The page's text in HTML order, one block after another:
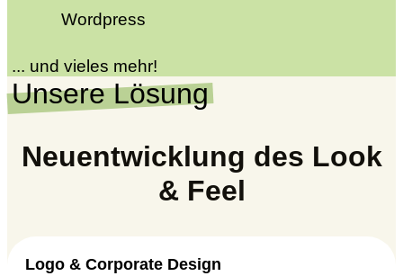
Wordpress
... und vieles mehr!
Unsere Lösung
Neuentwicklung des Look
& Feel
Logo & Corporate Design